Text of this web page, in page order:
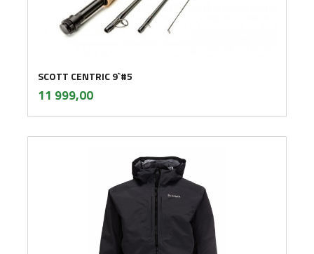
SCOTT CENTRIC 9`#5
Pris
11 999,00mva.